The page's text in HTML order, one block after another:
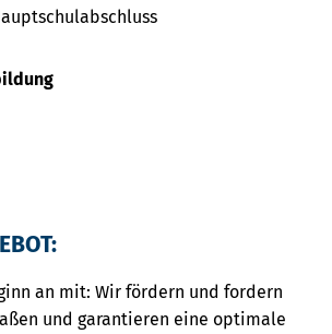
an mit: Wir fördern und fordern
und garantieren eine optimale